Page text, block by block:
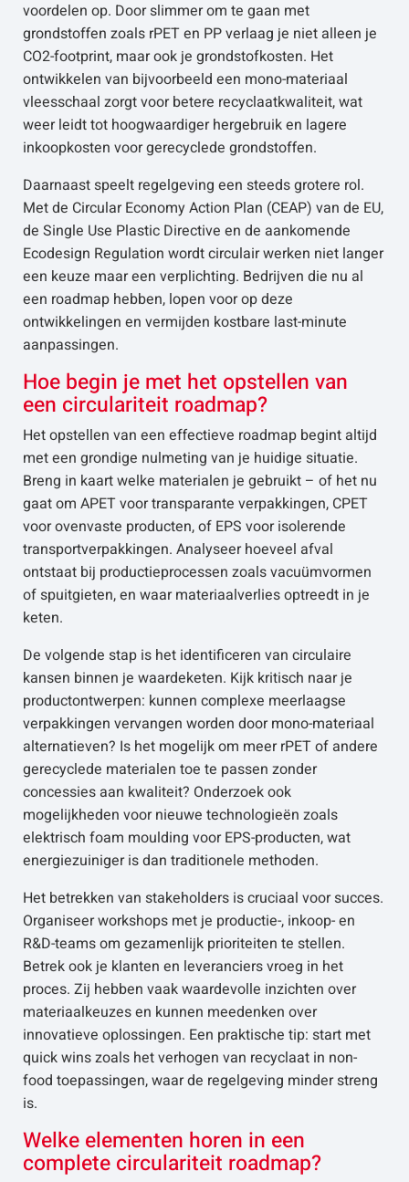
voordelen op. Door slimmer om te gaan met
grondstoffen zoals rPET en PP verlaag je niet alleen je
CO2-footprint, maar ook je grondstofkosten. Het
ontwikkelen van bijvoorbeeld een mono-materiaal
vleesschaal zorgt voor betere recyclaatkwaliteit, wat
weer leidt tot hoogwaardiger hergebruik en lagere
inkoopkosten voor gerecyclede grondstoffen.
Daarnaast speelt regelgeving een steeds grotere rol.
Met de Circular Economy Action Plan (CEAP) van de EU,
de Single Use Plastic Directive en de aankomende
Ecodesign Regulation wordt circulair werken niet langer
een keuze maar een verplichting. Bedrijven die nu al
een roadmap hebben, lopen voor op deze
ontwikkelingen en vermijden kostbare last-minute
aanpassingen.
Hoe begin je met het opstellen van
een circulariteit roadmap?
Het opstellen van een effectieve roadmap begint altijd
met een grondige nulmeting van je huidige situatie.
Breng in kaart welke materialen je gebruikt – of het nu
gaat om APET voor transparante verpakkingen, CPET
voor ovenvaste producten, of EPS voor isolerende
transportverpakkingen. Analyseer hoeveel afval
ontstaat bij productieprocessen zoals vacuümvormen
of spuitgieten, en waar materiaalverlies optreedt in je
keten.
De volgende stap is het identificeren van circulaire
kansen binnen je waardeketen. Kijk kritisch naar je
productontwerpen: kunnen complexe meerlaagse
verpakkingen vervangen worden door mono-materiaal
alternatieven? Is het mogelijk om meer rPET of andere
gerecyclede materialen toe te passen zonder
concessies aan kwaliteit? Onderzoek ook
mogelijkheden voor nieuwe technologieën zoals
elektrisch foam moulding voor EPS-producten, wat
energiezuiniger is dan traditionele methoden.
Het betrekken van stakeholders is cruciaal voor succes.
Organiseer workshops met je productie-, inkoop- en
R&D-teams om gezamenlijk prioriteiten te stellen.
Betrek ook je klanten en leveranciers vroeg in het
proces. Zij hebben vaak waardevolle inzichten over
materiaalkeuzes en kunnen meedenken over
innovatieve oplossingen. Een praktische tip: start met
quick wins zoals het verhogen van recyclaat in non-
food toepassingen, waar de regelgeving minder streng
is.
Welke elementen horen in een
complete circulariteit roadmap?